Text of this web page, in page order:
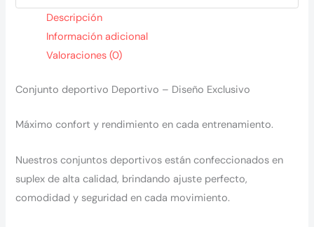
Descripción
Información adicional
Valoraciones (0)
Conjunto deportivo Deportivo – Diseño Exclusivo
Máximo confort y rendimiento en cada entrenamiento.
Nuestros conjuntos deportivos están confeccionados en
suplex de alta calidad, brindando ajuste perfecto,
comodidad y seguridad en cada movimiento.